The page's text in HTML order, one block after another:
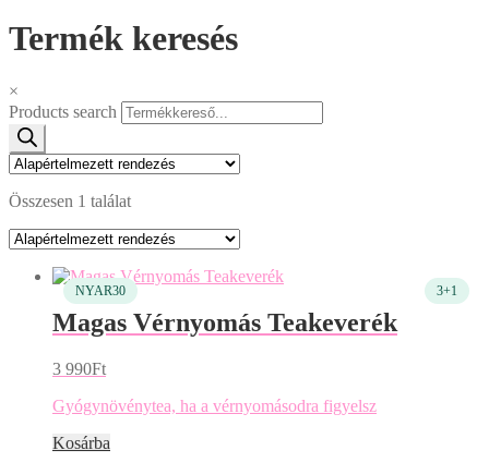
Termék keresés
×
Products search
Összesen 1 találat
Magas Vérnyomás Teakeverék
3 990Ft
Gyógynövénytea, ha a vérnyomásodra figyelsz
Kosárba